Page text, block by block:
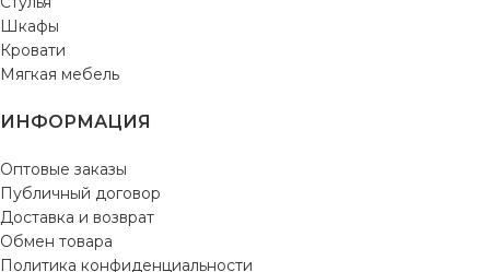
Шкафы
Кровати
Мягкая мебель
ИНФОРМАЦИЯ
Оптовые заказы
Публичный договор
Доставка и возврат
Обмен товара
Политика конфиденциальности